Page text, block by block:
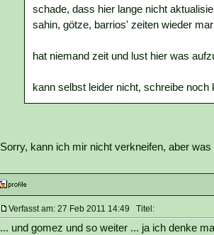
schade, dass hier lange nicht
sahin, götze, barrios' zeiten wieder
hat niemand zeit und lust hier was
kann selbst leider nicht, schreibe noch
Sorry, kann ich mir nicht verkneifen, aber
Verfasst am: 27 Feb 2011 14:49 Titel:
... und gomez und so weiter ... ja ich denke